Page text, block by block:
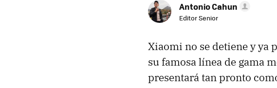
Antonio Cahun
Editor Senior
Xiaomi no se detiene y ya
su famosa línea de gama
presentará tan pronto